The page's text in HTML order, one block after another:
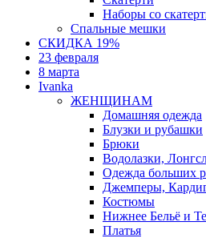
Наборы со
Спальные мешки
СКИДКА 19%
23 февраля
8 марта
Ivanka
ЖЕНЩИНАМ
Домашняя одежда
Блузки и рубашки
Брюки
Водолазки,
Одежда больших
Джемперы,
Костюмы
Нижнее Бельё и
Платья